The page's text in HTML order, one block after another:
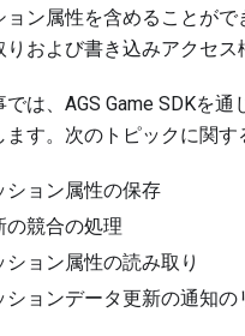
ョン属性を含めることが
りおよび書き込みアクセス
では、AGS Game SDKを
ます。次のトピックに関す
ション属性の保存
の競合の処理
ション属性の読み取り
ションデータ更新の通知の